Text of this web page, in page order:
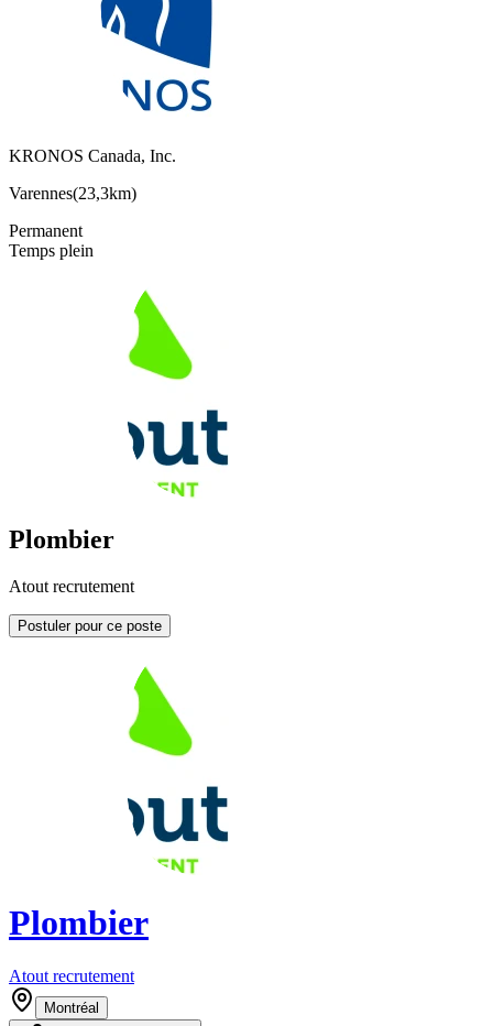
KRONOS Canada, Inc.
Varennes(23,3km)
Permanent
Temps plein
Plombier
Atout recrutement
Postuler pour ce poste
Plombier
Atout recrutement
Montréal